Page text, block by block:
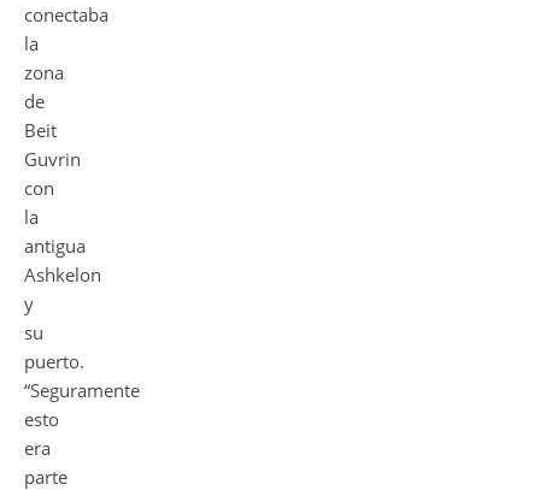
conectaba
la
zona
de
Beit
Guvrin
con
la
antigua
Ashkelon
y
su
puerto.
“Seguramente
esto
era
parte